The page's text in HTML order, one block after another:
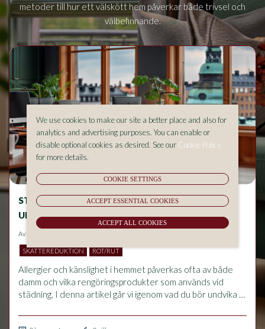
metoder till hur ett välskött hem påverkar både trivsel och
välbefinnande.
STÄDNING OCH ALLERGIER – VAD BÖR DU
UNDVIKA I HEMMET?
Av
SKATTEREDUKTION ROT/RUT
Allergier och känslighet i hemmet påverkas ofta av både
damm och vilka rengöringsprodukter som används vid
städning. I denna artikel går vi igenom vad du bör undvika
förbättrar inomhusmiljön och vilka vanliga misstag som kan
We use cookies to make our site a better place and also for
analytics and advertising purposes. You can enable or
disable optional cookies as desired. See our Cookie Policy
for more details.
COOKIE SETTINGS
ACCEPT ESSENTIAL COOKIES
ACCEPT ALL COOKIES